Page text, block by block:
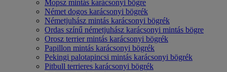
Mopsz mintás karácsonyi bögre
Német dogos karácsonyi bögrék
Németjuhász mintás karácsonyi bögrék
Ordas színű németjuhász karácsonyi mintás bögre
Orosz terrier mintás karácsonyi bögrék
Papillon mintás karácsonyi bögrék
Pekingi palotapincsi mintás karácsonyi bögrék
Pitbull terrieres karácsonyi bögrék